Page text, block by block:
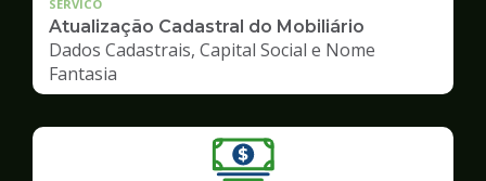
SERVICO
Atualização Cadastral do Mobiliário
Dados Cadastrais, Capital Social e Nome
Fantasia